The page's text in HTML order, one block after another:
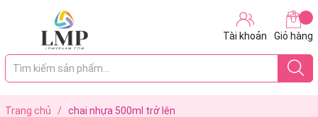
Tài khoản Giỏ hàng
Trang chủ / chai nhựa 500ml trở lên